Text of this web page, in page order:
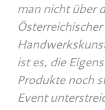
man nicht über
ist es, die
Produkte noch
Event